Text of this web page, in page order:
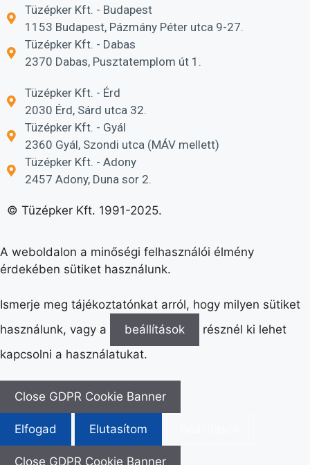
Tüzépker Kft. - Budapest
1153 Budapest, Pázmány Péter utca 9-27.
Tüzépker Kft. - Dabas
2370 Dabas, Pusztatemplom út 1.
Tüzépker Kft. - Érd
2030 Érd, Sárd utca 32.
Tüzépker Kft. - Gyál
2360 Gyál, Szondi utca (MÁV mellett)
Tüzépker Kft. - Adony
2457 Adony, Duna sor 2.
© Tüzépker Kft. 1991-2025.
A weboldalon a minőségi felhasználói élmény
érdekében sütiket használunk.
Ismerje meg tájékoztatónkat arról, hogy milyen sütiket
használunk, vagy a
beállítások
résznél ki lehet
kapcsolni a használatukat.
Close GDPR Cookie Banner
Elfogad Elutasítom
Close GDPR Cookie Banner